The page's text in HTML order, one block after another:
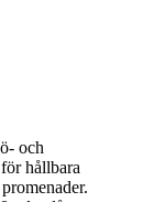
och
hållbara